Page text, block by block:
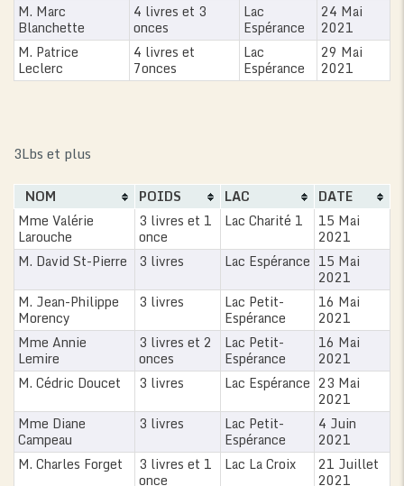
0
M. Marc
Blanchette
4 livres et 3
onces
Lac
Espérance
24 Mai
2021
M. Patrice
Leclerc
4 livres et
7onces
Lac
Espérance
29 Mai
2021
3Lbs et plus
NOM POIDS LAC
DATE
Mme Valérie
Larouche
3 livres et 1
once
Lac Charité 1 15 Mai
2021
M. David St-Pierre
3 livres Lac Espérance 15 Mai
2021
M. Jean-Philippe
Morency
3 livres Lac Petit-
Espérance
16 Mai
2021
Mme Annie
Lemire
3 livres et 2
onces
Lac Petit-
Espérance
16 Mai
2021
M. Cédric Doucet
3 livres Lac Espérance 23 Mai
2021
Mme Diane
Campeau
3 livres Lac Petit-
Espérance
4 Juin
2021
M. Charles Forget
3 livres et 1
once
Lac La Croix 21 Juillet
2021